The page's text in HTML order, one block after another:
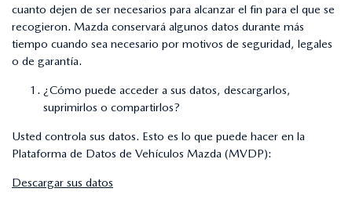
cuanto dejen de ser necesarios para alcanzar el fin para el que se
recogieron. Mazda conservará algunos datos durante más
tiempo cuando sea necesario por motivos de seguridad, legales
o de garantía.
¿Cómo puede acceder a sus datos, descargarlos,
suprimirlos o compartirlos?
Usted controla sus datos. Esto es lo que puede hacer en la
Plataforma de Datos de Vehículos Mazda (MVDP):
Descargar sus datos